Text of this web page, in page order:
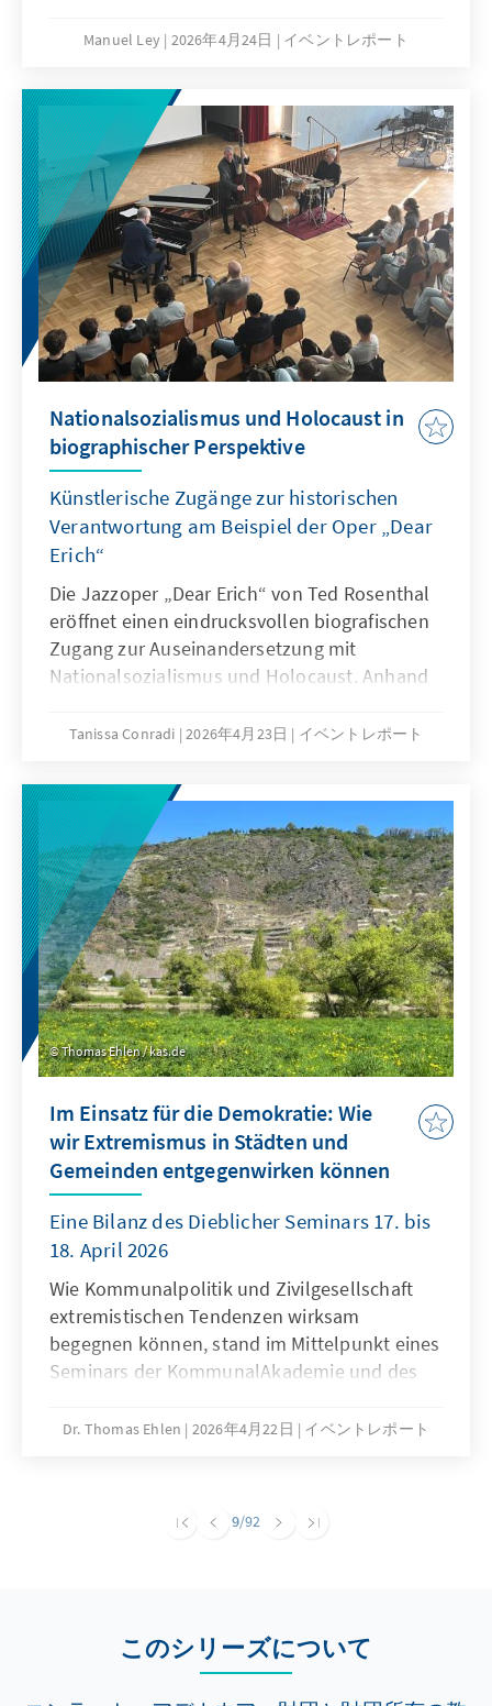
Manuel Ley 2026年4月24日 イベントレポート
Nationalsozialismus und Holocaust in
biographischer Perspektive
Künstlerische Zugänge zur historischen
Verantwortung am Beispiel der Oper „Dear
Erich“
Die Jazzoper „Dear Erich“ von Ted Rosenthal
eröffnet einen eindrucksvollen biografischen
Zugang zur Auseinandersetzung mit
Nationalsozialismus und Holocaust. Anhand
gespielter Musik erleben Schülerinnen und
als Auftrag für heutige Erinnerungskultur und
Verantwortung.
Tanissa Conradi 2026年4月23日 イベントレポート
Thomas Ehlen / kas.de
Im Einsatz für die Demokratie: Wie
wir Extremismus in Städten und
Gemeinden entgegenwirken können
Eine Bilanz des Dieblicher Seminars 17. bis
18. April 2026
Wie Kommunalpolitik und Zivilgesellschaft
extremistischen Tendenzen wirksam
begegnen können, stand im Mittelpunkt eines
Seminars der KommunalAkademie und des
der Konrad-Adenauer-Stiftung in Dieblich.
Gegenmaßnahmen auseinander
Dr. Thomas Ehlen 2026年4月22日 イベントレポート
9/92
このシリーズについて